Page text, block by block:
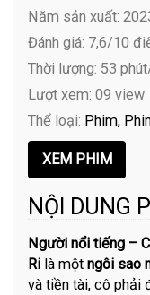
Năm sản xuất:
Đánh giá: 7,6/10
Thời lượng: 53
Lượt xem: 09 view
Thể loại: Phim
NỘI DUNG
Người nổi tiếng –
Ri là mộtngôi sao
và tiền tài, cô phải